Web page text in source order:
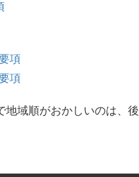
項
項
域順がおかしいのは、後